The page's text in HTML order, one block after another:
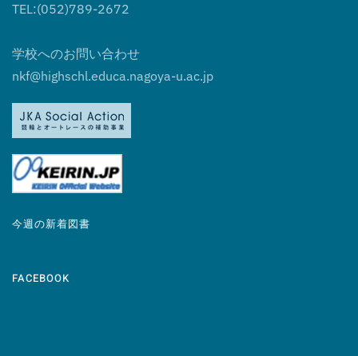
TEL:(052)789-2672
学校へのお問い合わせ
nkf@highschl.educa.nagoya-u.ac.jp
今週の新着図書
FACEBOOK